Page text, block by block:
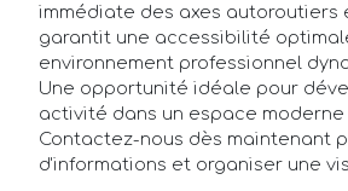
immédiate des axes autoroutiers
garantit une accessibilité
environnement professionnel
Une opportunité idéale pour
activité dans un espace moderne
Contactez-nous dès maintenant
d'informations et organiser une